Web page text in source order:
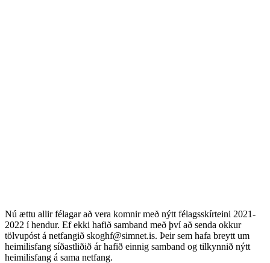
Nú ættu allir félagar að vera komnir með nýtt félagsskírteini 2021-
2022 í hendur. Ef ekki hafið samband með því að senda okkur
tölvupóst á netfangið skoghf@simnet.is. Þeir sem hafa breytt um
heimilisfang síðastliðið ár hafið einnig samband og tilkynnið nýtt
heimilisfang á sama netfang.